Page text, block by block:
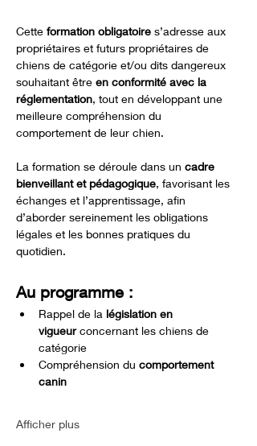
Cette formation obligatoire s’adresse aux
propriétaires et futurs propriétaires de
chiens de catégorie et/ou dits dangereux
souhaitant être en conformité avec la
réglementation, tout en développant une
meilleure compréhension du
comportement de leur chien.
La formation se déroule dans un cadre
bienveillant et pédagogique, favorisant les
échanges et l’apprentissage, afin
d’aborder sereinement les obligations
légales et les bonnes pratiques du
quotidien.
Au programme :
Rappel de la législation en
vigueur concernant les chiens de
catégorie
Compréhension du comportement
canin
Afficher plus